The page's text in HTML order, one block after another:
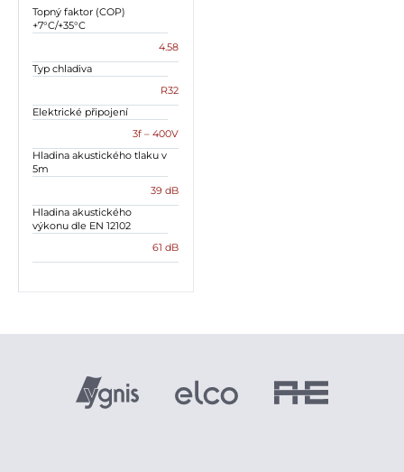
Topný faktor (COP)
+7°C/+35°C
4.58
Typ chladiva
R32
Elektrické připojení
3f – 400V
Hladina akustického tlaku v
5m
39 dB
Hladina akustického
výkonu dle EN 12102
61 dB